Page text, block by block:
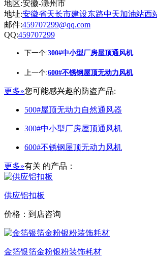
地区:安徽-滁州市
地址:安徽省天长市建设东路中天加油站西
邮件:459707299@qq.com
QQ:459707299
下一个:300#中小型厂房屋顶通风机
上一个:600#不锈钢屋顶无动力风机
更多»您可能感兴趣的防盗产品:
500#屋顶无动力自然通风器
300#中小型厂房屋顶通风机
600#不锈钢屋顶无动力风机
更多»有关 的产品：
供应铝扣板
价格：到店咨询
金箔银箔金粉银粉装饰耗材